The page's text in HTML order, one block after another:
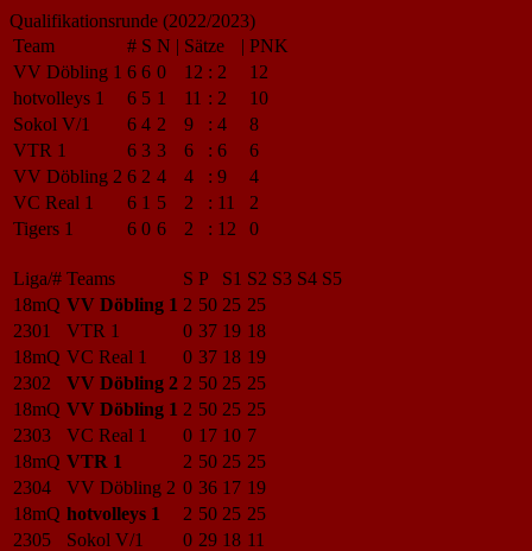
Qualifikationsrunde (2022/2023)
Team
# S N | Sätze | PNK
VV Döbling 1 6 6 0 12 : 2
12
hotvolleys 1
6 5 1 11 : 2
10
Sokol V/1
6 4 2 9 : 4
8
VTR 1
6 3 3 6 : 6
6
VV Döbling 2 6 2 4 4 : 9
4
VC Real 1
6 1 5 2 : 11
2
Tigers 1
6 0 6 2 : 12 0
Liga/# Teams S P S1 S2 S3 S4 S5
18mQ VV Döbling 1 2 50 25 25
2301
VTR 1 0 37 19 18
18mQ VC Real 1 0 37 18 19
2302
VV Döbling 2 2 50 25 25
18mQ VV Döbling 1 2 50 25 25
2303
VC Real 1 0 17 10 7
18mQ VTR 1 2 50 25 25
2304
VV Döbling 2 0 36 17 19
18mQ hotvolleys 1 2 50 25 25
2305
Sokol V/1 0 29 18 11